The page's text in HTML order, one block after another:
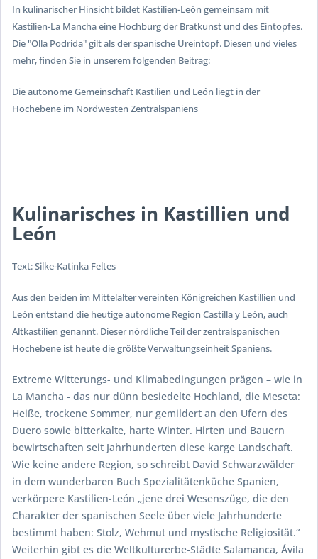
In kulinarischer Hinsicht bildet Kastilien-León gemeinsam mit
Kastilien-La Mancha eine Hochburg der Bratkunst und des Eintopfes.
Die "Olla Podrida" gilt als der spanische Ureintopf. Diesen und vieles
mehr, finden Sie in unserem folgenden Beitrag:
Die autonome Gemeinschaft Kastilien und León liegt in der
Hochebene im Nordwesten Zentralspaniens
Kulinarisches in Kastillien und
León
Text: Silke-Katinka Feltes
Aus den beiden im Mittelalter vereinten Königreichen Kastillien und
León entstand die heutige autonome Region Castilla y León, auch
Altkastilien genannt. Dieser nördliche Teil der zentralspanischen
Hochebene ist heute die größte Verwaltungseinheit Spaniens.
Extreme Witterungs- und Klimabedingungen prägen – wie in
La Mancha - das nur dünn besiedelte Hochland, die Meseta:
Heiße, trockene Sommer, nur gemildert an den Ufern des
Duero sowie bitterkalte, harte Winter. Hirten und Bauern
bewirtschaften seit Jahrhunderten diese karge Landschaft.
Wie keine andere Region, so schreibt David Schwarzwälder
in dem wunderbaren Buch Spezialitätenküche Spanien,
verkörpere Kastilien-León „jene drei Wesenszüge, die den
Charakter der spanischen Seele über viele Jahrhunderte
bestimmt haben: Stolz, Wehmut und mystische Religiosität.“
Weiterhin gibt es die Weltkulturerbe-Städte Salamanca, Ávila